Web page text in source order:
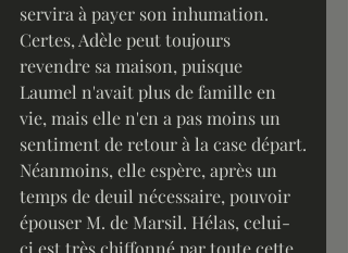
servira à payer son inhumation.
Certes, Adèle peut toujours
revendre sa maison, puisque
Laumel n'avait plus de famille en
vie, mais elle n'en a pas moins un
sentiment de retour à la case départ.
Néanmoins, elle espère, après un
temps de deuil nécessaire, pouvoir
épouser M. de Marsil. Hélas, celui-
ci est très chiffonné par toute cette